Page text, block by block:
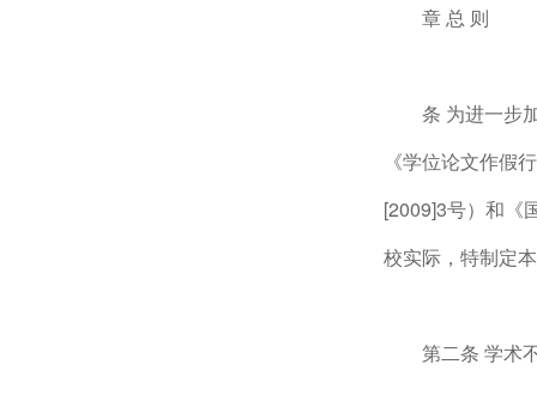
章 总 则
条 为进一步
《学位论文作假
[2009]3号）和《
校实际，特制定
第二条 学术